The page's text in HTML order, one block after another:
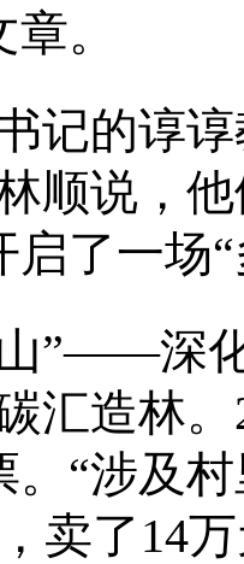
。
的谆谆
顺说，
启了一场
深化
汇造林
。“涉及
卖了14